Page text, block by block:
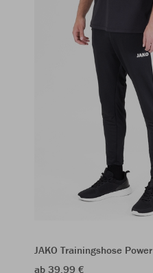
JAKO Trainingshose Power
ab 39,99 €